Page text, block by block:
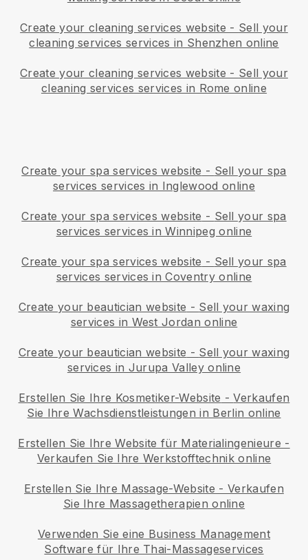
Create your cleaning services website - Sell your
cleaning services services in Shenzhen online
Create your cleaning services website - Sell your
cleaning services services in Rome online
Create your spa services website - Sell your spa
services services in Inglewood online
Create your spa services website - Sell your spa
services services in Winnipeg online
Create your spa services website - Sell your spa
services services in Coventry online
Create your beautician website - Sell your waxing
services in West Jordan online
Create your beautician website - Sell your waxing
services in Jurupa Valley online
Erstellen Sie Ihre Kosmetiker-Website -Verkaufen
Sie Ihre Wachsdienstleistungen in Berlin online
Erstellen Sie Ihre Website für Materialingenieure -
Verkaufen Sie Ihre Werkstofftechnik online
Erstellen Sie Ihre Massage-Website - Verkaufen
Sie Ihre Massagetherapien online
Verwenden Sie eine Business Management
Software für Ihre Thai-Massageservices